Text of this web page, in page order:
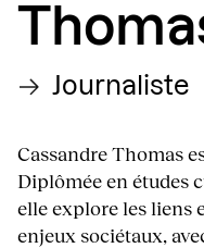
Journaliste
Cassandre Thomas
Diplômée en études
elle explore les liens
enjeux sociétaux,